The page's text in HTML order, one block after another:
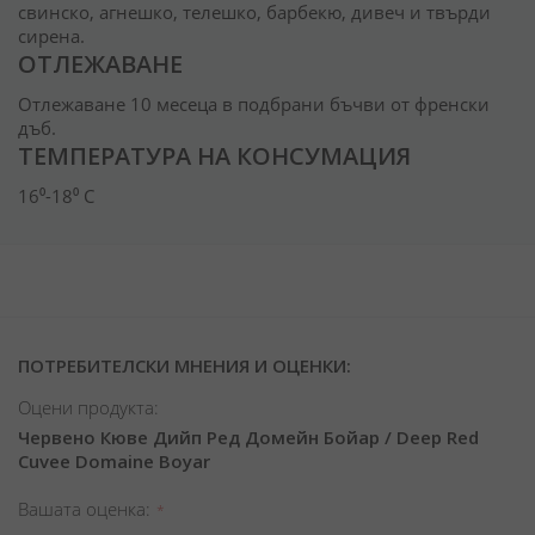
свинско, агнешко, телешко, барбекю, дивеч и твърди
сирена.
ОТЛЕЖАВАНЕ
Отлежаване 10 месеца в подбрани бъчви от френски
дъб.
ТЕМПЕРАТУРА НА КОНСУМАЦИЯ
16⁰-18⁰ C
ПОТРЕБИТЕЛСКИ МНЕНИЯ И ОЦЕНКИ:
Оцени продукта:
Червено Кюве Дийп Ред Домейн Бойар / Deep Red
Cuvee Domaine Boyar
Вашата оценка